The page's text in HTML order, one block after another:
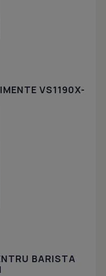
VS1190X-
BARISTA